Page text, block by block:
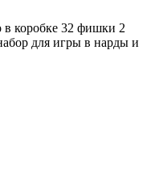
коробке 32 фишки 2
для игры в нарды и